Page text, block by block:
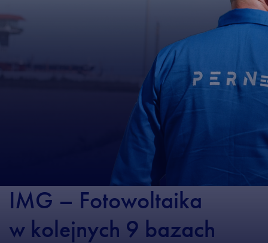
IMG – Fotowoltaika
w kolejnych 9 bazach